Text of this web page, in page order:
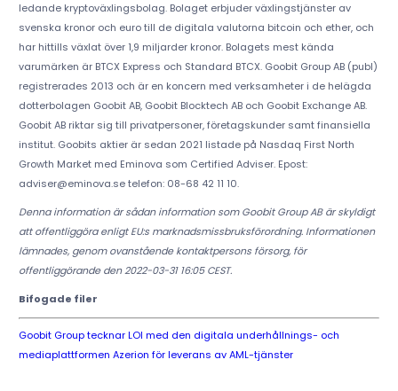
ledande kryptoväxlingsbolag. Bolaget erbjuder växlingstjänster av
svenska kronor och euro till de digitala valutorna bitcoin och ether, och
har hittills växlat över 1,9 miljarder kronor. Bolagets mest kända
varumärken är BTCX Express och Standard BTCX. Goobit Group AB (publ)
registrerades 2013 och är en koncern med verksamheter i de helägda
dotterbolagen Goobit AB, Goobit Blocktech AB och Goobit Exchange AB.
Goobit AB riktar sig till privatpersoner, företagskunder samt finansiella
institut. Goobits aktier är sedan 2021 listade på Nasdaq First North
Growth Market med Eminova som Certified Adviser. Epost:
adviser@eminova.se telefon: 08-68 42 11 10.
Denna information är sådan information som Goobit Group AB är skyldigt
att offentliggöra enligt EU:s marknadsmissbruksförordning. Informationen
lämnades, genom ovanstående kontaktpersons försorg, för
offentliggörande den 2022-03-31 16:05 CEST.
Bifogade filer
Goobit Group tecknar LOI med den digitala underhållnings- och
mediaplattformen Azerion för leverans av AML-tjänster